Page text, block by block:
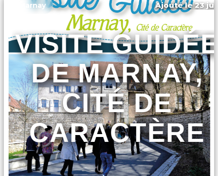
Marnay Ajouté le 23
VISITE
DE MARNAY,
CITÉ DE
CARACTÈRE